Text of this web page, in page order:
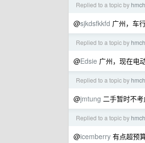
Replied to a topic by
@sjkdsfkkfd 广州，车
Replied to a topic by
@Edsie 广州，现在电
Replied to a topic by
@jmtung 二手暂时不考
Replied to a topic by
@icemberry 有点超预